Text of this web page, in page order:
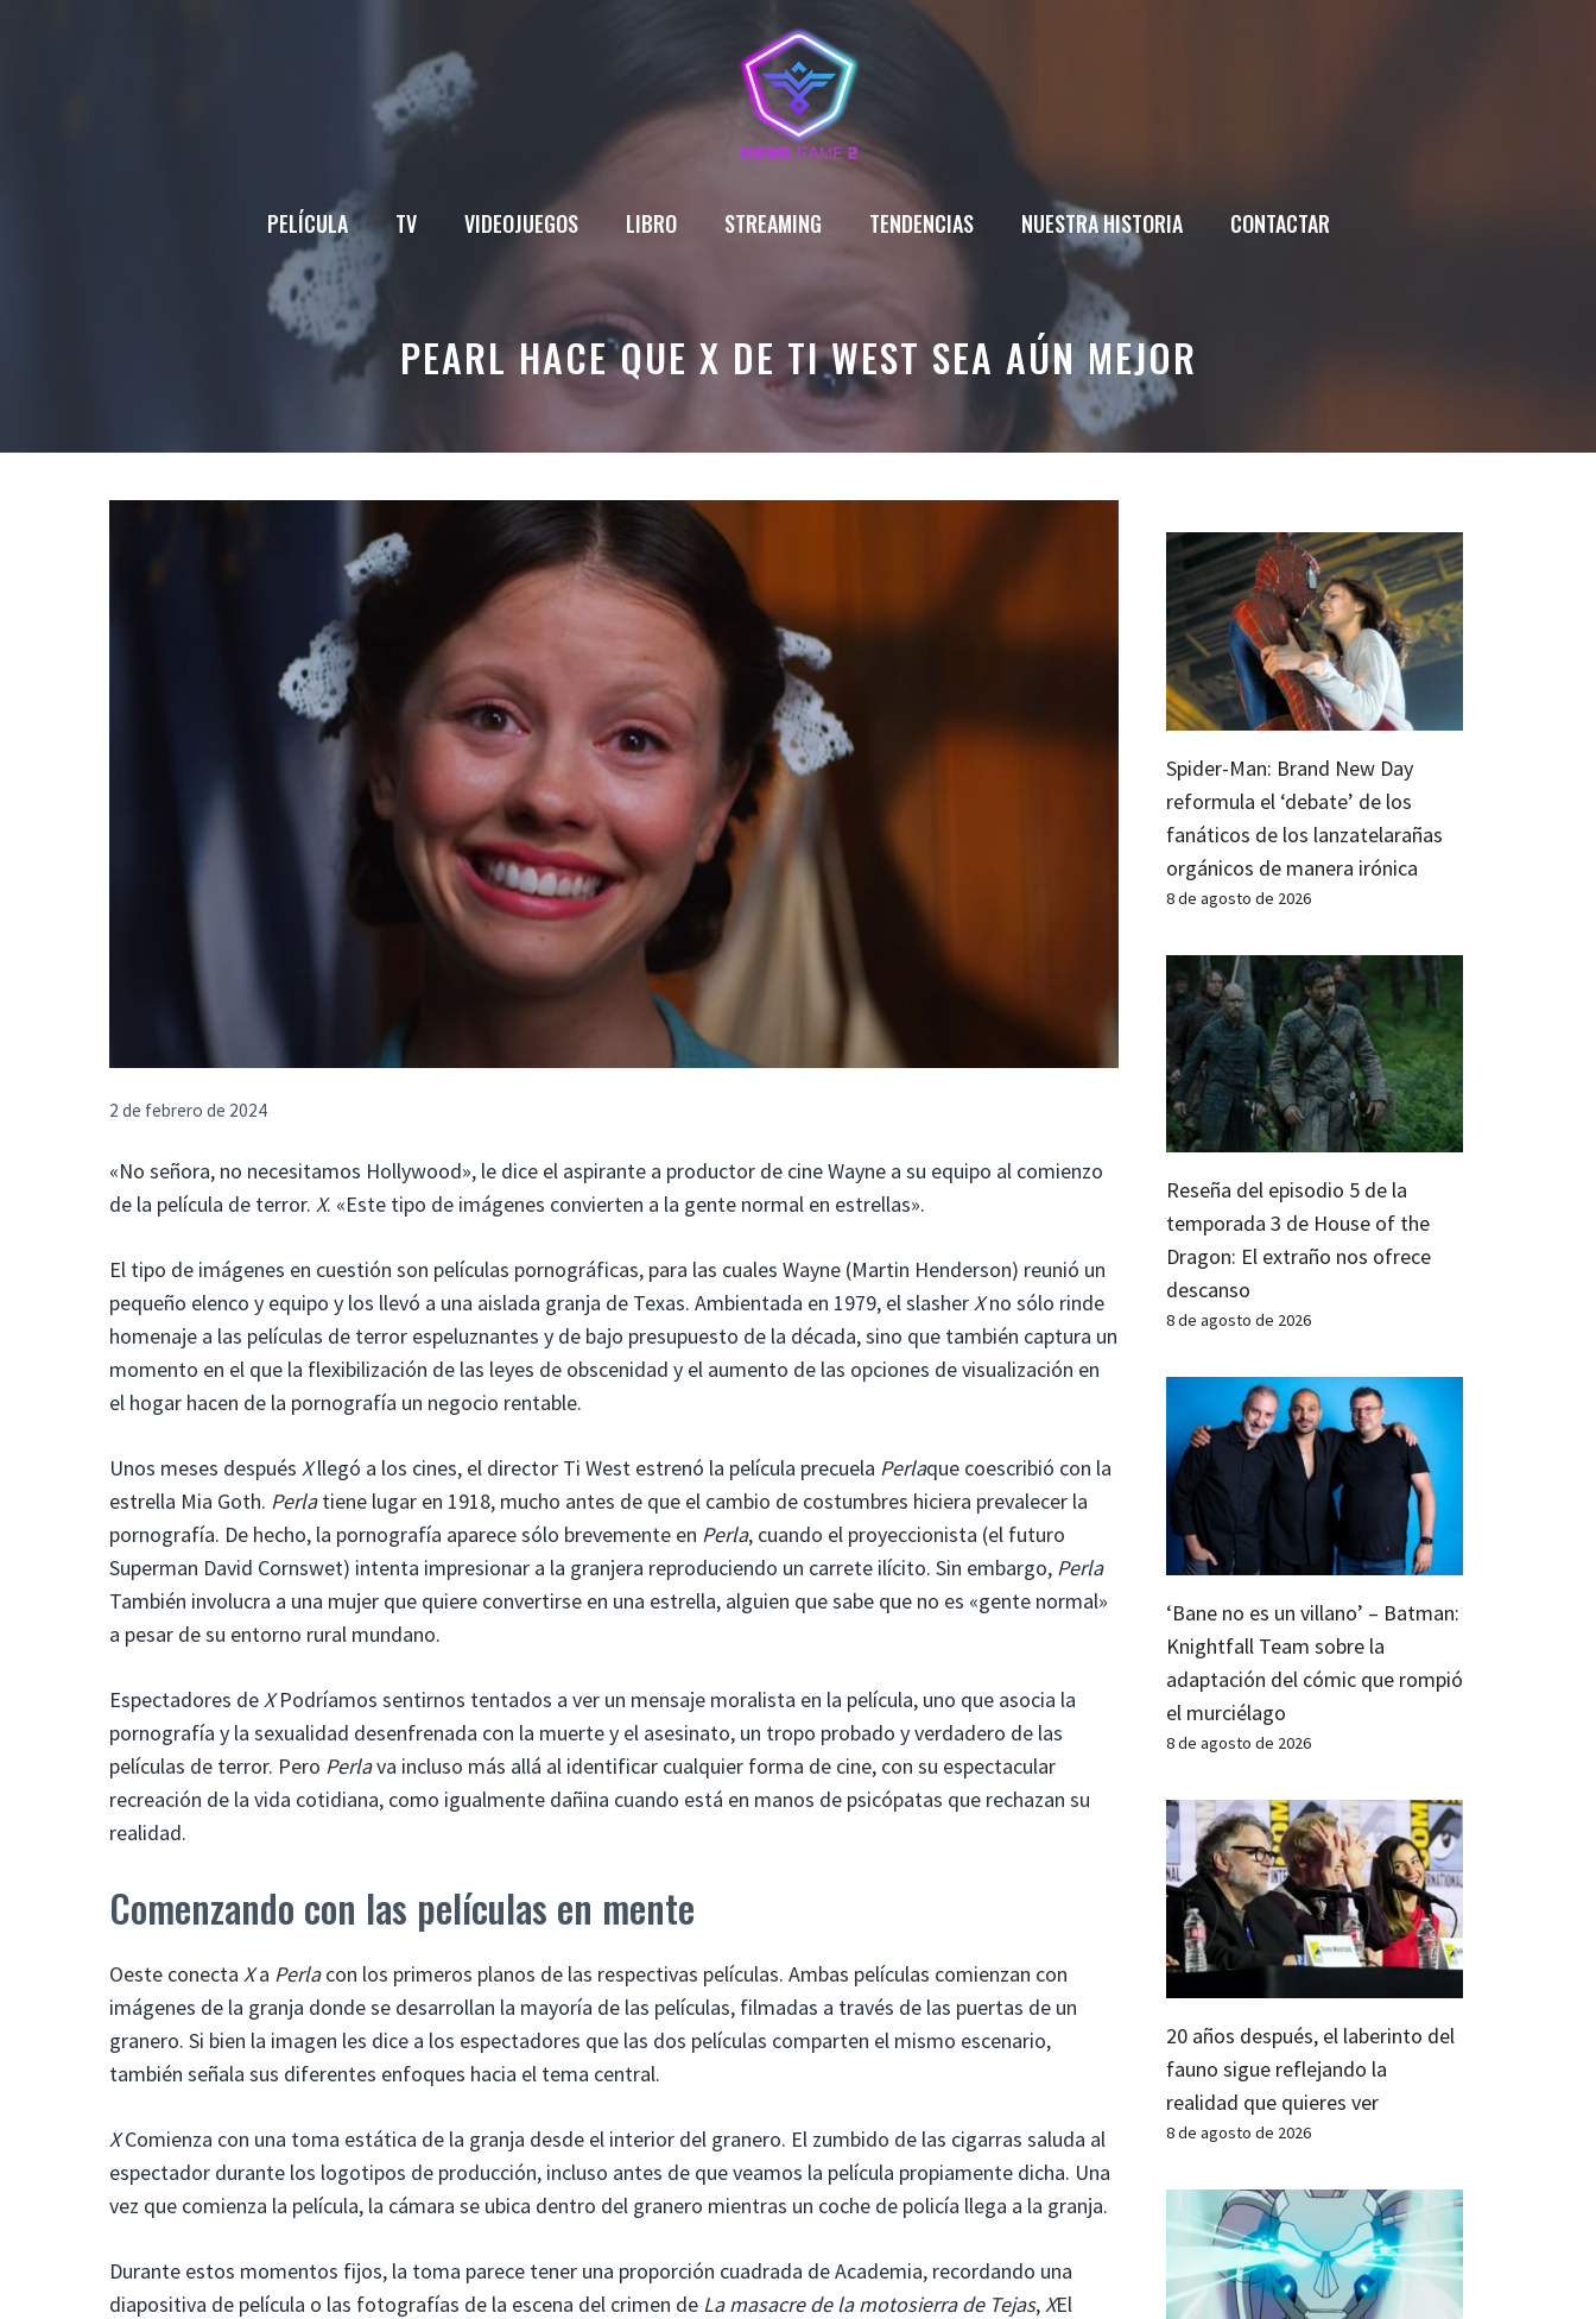
PELÍCULA TV VIDEOJUEGOS LIBRO STREAMING TENDENCIAS NUESTRA HISTORIA CONTACTAR
PEARL HACE QUE X DE TI WEST SEA AÚN MEJOR
2 de febrero de 2024
«No señora, no necesitamos Hollywood», le dice el aspirante a productor de cine Wayne a su equipo al comienzo
de la película de terror. X. «Este tipo de imágenes convierten a la gente normal en estrellas».
El tipo de imágenes en cuestión son películas pornográficas, para las cuales Wayne (Martin Henderson) reunió un
pequeño elenco y equipo y los llevó a una aislada granja de Texas. Ambientada en 1979, el slasher Xno sólo rinde
homenaje a las películas de terror espeluznantes y de bajo presupuesto de la década, sino que también captura un
momento en el que la flexibilización de las leyes de obscenidad y el aumento de las opciones de visualización en
el hogar hacen de la pornografía un negocio rentable.
Unos meses después Xllegó a los cines, el director Ti West estrenó la película precuela Perlaque coescribió con la
estrella Mia Goth. Perlatiene lugar en 1918, mucho antes de que el cambio de costumbres hiciera prevalecer la
pornografía. De hecho, la pornografía aparece sólo brevemente en Perla, cuando el proyeccionista (el futuro
Superman David Cornswet) intenta impresionar a la granjera reproduciendo un carrete ilícito. Sin embargo, Perla
También involucra a una mujer que quiere convertirse en una estrella, alguien que sabe que no es «gente normal»
a pesar de su entorno rural mundano.
Espectadores de XPodríamos sentirnos tentados a ver un mensaje moralista en la película, uno que asocia la
pornografía y la sexualidad desenfrenada con la muerte y el asesinato, un tropo probado y verdadero de las
películas de terror. Pero Perlava incluso más allá al identificar cualquier forma de cine, con su espectacular
recreación de la vida cotidiana, como igualmente dañina cuando está en manos de psicópatas que rechazan su
realidad.
Comenzando con las películas en mente
Oeste conecta Xa Perlacon los primeros planos de las respectivas películas. Ambas películas comienzan con
imágenes de la granja donde se desarrollan la mayoría de las películas, filmadas a través de las puertas de un
granero. Si bien la imagen les dice a los espectadores que las dos películas comparten el mismo escenario,
también señala sus diferentes enfoques hacia el tema central.
XComienza con una toma estática de la granja desde el interior del granero. El zumbido de las cigarras saluda al
espectador durante los logotipos de producción, incluso antes de que veamos la película propiamente dicha. Una
vez que comienza la película, la cámara se ubica dentro del granero mientras un coche de policía llega a la granja.
Durante estos momentos fijos, la toma parece tener una proporción cuadrada de Academia, recordando una
diapositiva de película o las fotografías de la escena del crimen de La masacre de la motosierra de Tejas, XEl
Spider-Man: Brand New Day
reformula el ‘debate’ de los
fanáticos de los lanzatelarañas
orgánicos de manera irónica
8 de agosto de 2026
Reseña del episodio 5 de la
temporada 3 de House of the
Dragon: El extraño nos ofrece
descanso
8 de agosto de 2026
‘Bane no es un villano’ – Batman:
Knightfall Team sobre la
adaptación del cómic que rompió
el murciélago
8 de agosto de 2026
20 años después, el laberinto del
fauno sigue reflejando la
realidad que quieres ver
8 de agosto de 2026